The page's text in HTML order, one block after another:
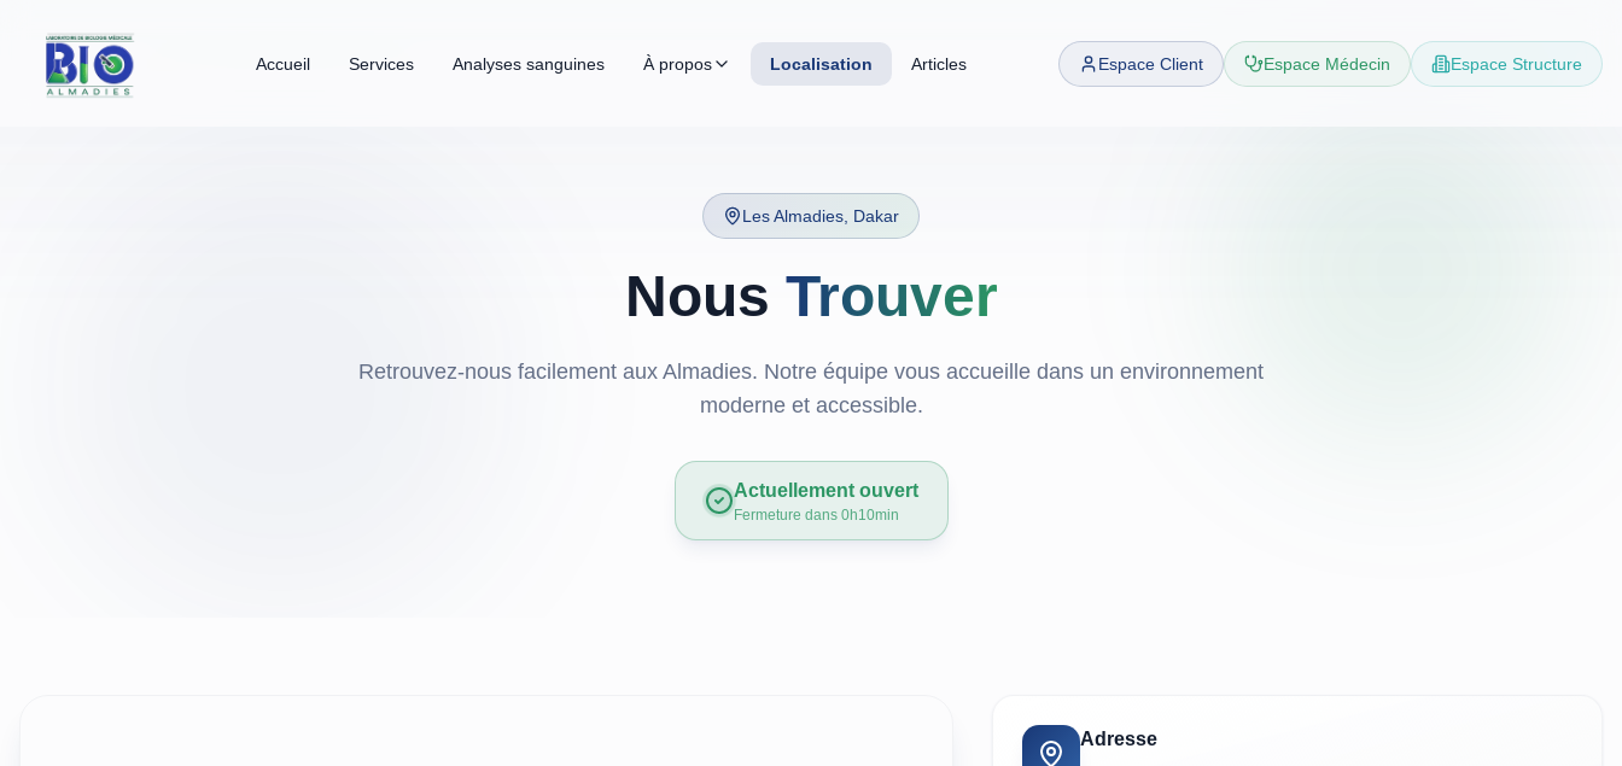
Accueil Services Analyses sanguines À propos Localisation Articles Espace Client Espace Médecin Espace Structure
Les Almadies, Dakar
Nous Trouver
Retrouvez-nous facilement aux Almadies. Notre équipe vous accueille dans un environnement
moderne et accessible.
Actuellement ouvert
Fermeture dans 0h10min
Adresse